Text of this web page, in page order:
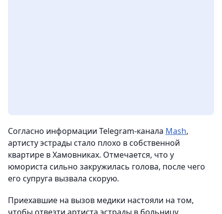
Согласно информации Telegram-канала Mash,
артисту эстрады стало плохо в собственной
квартире в Хамовниках. Отмечается, что у
юмориста сильно закружилась голова, после чего
его супруга вызвала скорую.
Приехавшие на вызов медики настояли на том,